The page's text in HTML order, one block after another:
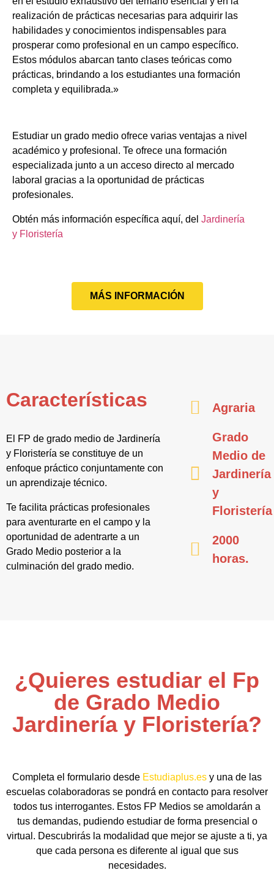
realización de prácticas necesarias para adquirir las
habilidades y conocimientos indispensables para
prosperar como profesional en un campo específico.
Estos módulos abarcan tanto clases teóricas como
prácticas, brindando a los estudiantes una formación
completa y equilibrada.»
Estudiar un grado medio ofrece varias ventajas a nivel
académico y profesional. Te ofrece una formación
especializada junto a un acceso directo al mercado
laboral gracias a la oportunidad de prácticas
profesionales.
Obtén más información específica aquí, del Jardinería
y Floristería
MÁS INFORMACIÓN
Características
El FP de grado medio de Jardinería
y Floristería se constituye de un
enfoque práctico conjuntamente con
un aprendizaje técnico.
Te facilita prácticas profesionales
para aventurarte en el campo y la
oportunidad de adentrarte a un
Grado Medio posterior a la
culminación del grado medio.
Agraria
Grado
Medio de
Jardinería
y
Floristería
2000
horas.
¿Quieres estudiar el Fp
de Grado Medio
Jardinería y Floristería?
Completa el formulario desde Estudiaplus.es y una de las
escuelas colaboradoras se pondrá en contacto para resolver
todos tus interrogantes. Estos FP Medios se amoldarán a
tus demandas, pudiendo estudiar de forma presencial o
virtual. Descubrirás la modalidad que mejor se ajuste a ti, ya
que cada persona es diferente al igual que sus
necesidades.